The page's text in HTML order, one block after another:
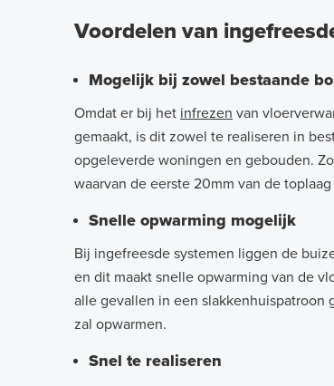
Voordelen van
Mogelijk bij zowel bestaande
Omdat er bij het infrezen van
gemaakt, is dit zowel te realiseren in
opgeleverde woningen en gebouden.
waarvan de eerste 20mm van de
Snelle opwarming mogelijk
Bij ingefreesde systemen liggen de
en dit maakt snelle opwarming van de
alle gevallen in een slakkenhuispatroon
zal opwarmen.
Snel te realiseren